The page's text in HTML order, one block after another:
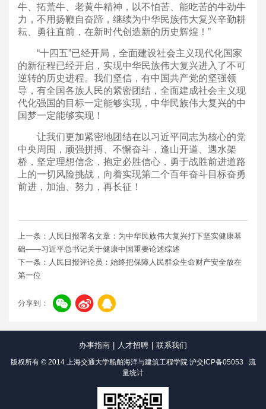
牛、拓荒牛、老黄牛精神，以不怕苦、能吃苦的牛劲牛
力，不用扬鞭自奋蹄，继续为中华民族伟大复兴辛勤耕
耘、勇往直前，在新时代创造新的历史辉煌！”
“十四五”已经开局，全面建设社会主义现代化国家
的新征程已经开启，实现中华民族伟大复兴进入了不可
逆转的历史进程。我们坚信，有中国共产党的坚强领
导，有全国各族人民的紧密团结，全面建成社会主义现
代化强国的目标一定能够实现，中华民族伟大复兴的中
国梦一定能够实现！
让我们更加紧密地团结在以习近平同志为核心的党
中央周围，顽强拼搏、不懈奋斗，逢山开道、遇水架
桥，坚定理想信念，抱定必胜信心，勇于战胜前进道路
上的一切风险挑战，向着实现第二个百年奋斗目标奋勇
前进，加油、努力，再长征！
上一条：人民日报署名文章：为中华民族伟大复兴打下坚实健康基
础——习近平总书记关于健康中国重要论述综述
下一条：人民日报评论员：始终把保障人民群众生命财产安全放在
第一位
分享到：
办事指南 | 人才招聘 | 联系我们
版权所有 © 2014 上海交通大学船舶海洋与建筑工程学院 沪交ICP备05053
流
量统计